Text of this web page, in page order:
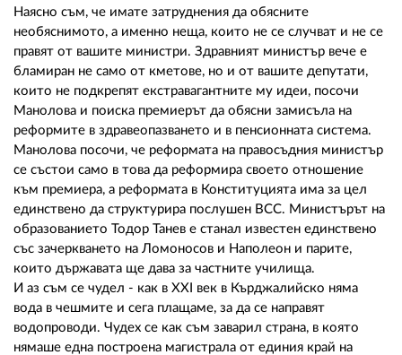
Наясно съм, че имате затруднения да обясните
необяснимото, а именно неща, които не се случват и не се
правят от вашите министри. Здравният министър вече е
бламиран не само от кметове, но и от вашите депутати,
които не подкрепят екстравагантните му идеи, посочи
Манолова и поиска премиерът да обясни замисъла на
реформите в здравеопазването и в пенсионната система.
Манолова посочи, че реформата на правосъдния министър
се състои само в това да реформира своето отношение
към премиера, а реформата в Конституцията има за цел
единствено да структурира послушен ВСС. Министърът на
образованието Тодор Танев е станал известен единствено
със зачеркването на Ломоносов и Наполеон и парите,
които държавата ще дава за частните училища.
И аз съм се чудел - как в XXI век в Кърджалийско няма
вода в чешмите и сега плащаме, за да се направят
водопроводи. Чудех се как съм заварил страна, в която
нямаше една построена магистрала от единия край на
ПОВЕРИТЕЛНОСТ
02 975 20 35